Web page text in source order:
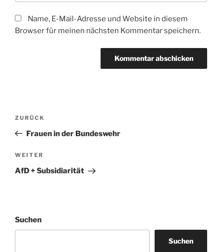
Name, E-Mail-Adresse und Website in diesem
Browser für meinen nächsten Kommentar speichern.
Beitragsnavigation
Vorheriger
Beitrag
ZURÜCK
Frauen in der Bundeswehr
Nächster
Beitrag
WEITER
AfD + Subsidiarität
Suchen
Suchen